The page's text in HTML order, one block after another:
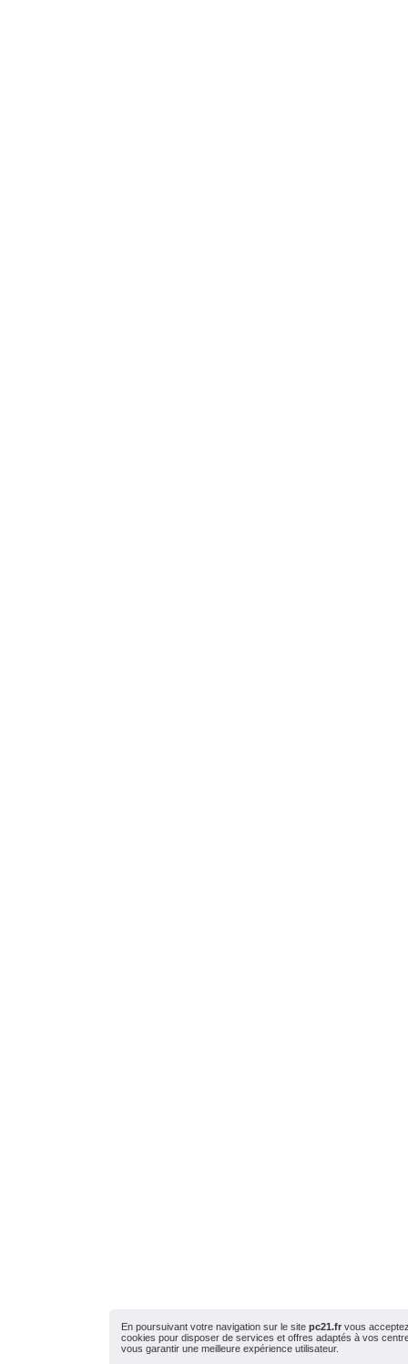
En poursuivant votre navigation sur le sitepc21.fr vous
cookies pour disposer de services et offres adaptés à vos
vous garantir une meilleure expérience utilisateur.